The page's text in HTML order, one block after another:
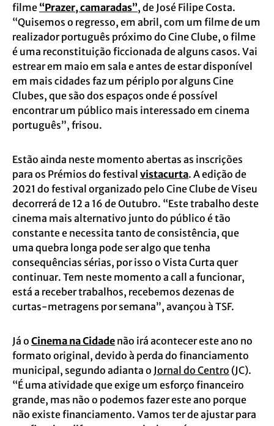
filme “Prazer, camaradas”, de José Filipe Costa.
“Quisemos o regresso, em abril, com um filme de um
realizador português próximo do Cine Clube, o filme
é uma reconstituição ficcionada de alguns casos. Vai
estrear em maio em sala e antes de estar disponível
em mais cidades faz um périplo por alguns Cine
Clubes, que são dos espaços onde é possível
encontrar um público mais interessado em cinema
português”, frisou.
Estão ainda neste momento abertas as inscrições
para os Prémios do festival vistacurta. A edição de
2021 do festival organizado pelo Cine Clube de Viseu
decorrerá de 12 a 16 de Outubro. “Este trabalho deste
cinema mais alternativo junto do público é tão
constante e necessita tanto de consistência, que
uma quebra longa pode ser algo que tenha
consequências sérias, por isso o Vista Curta quer
continuar. Tem neste momento a call a funcionar,
está a receber trabalhos, recebemos dezenas de
curtas-metragens por semana”, avançou à TSF.
Já o Cinema na Cidade não irá acontecer este ano no
formato original, devido à perda do financiamento
municipal, segundo adianta o Jornal do Centro (JC).
“É uma atividade que exige um esforço financeiro
grande, mas não o podemos fazer este ano porque
não existe financiamento. Vamos ter de ajustar para